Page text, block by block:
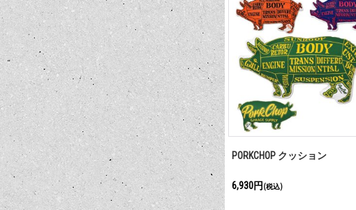
PORKCHOP クッション
6,930円 (税込)